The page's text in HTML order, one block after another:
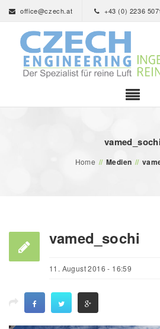
office@czech.at +43 (0) 2236
Home // Medien //
vamed_sochi
11. August 2016 - 16:59